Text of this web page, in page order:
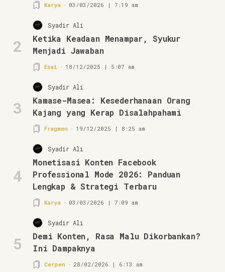
Karya 03/03/2026 | 7:19 am
2
Syadir Ali
Ketika Keadaan Menampar, Syukur
Menjadi Jawaban
Esai 18/12/2025 | 5:07 am
3
Syadir Ali
Kamase-Masea: Kesederhanaan Orang
Kajang yang Kerap Disalahpahami
Fragmen 19/12/2025 | 8:25 am
4
Syadir Ali
Monetisasi Konten Facebook
Professional Mode 2026: Panduan
Lengkap & Strategi Terbaru
Karya 03/03/2026 | 7:09 am
5
Syadir Ali
Demi Konten, Rasa Malu Dikorbankan?
Ini Dampaknya
Cerpen 28/02/2026 | 6:13 am